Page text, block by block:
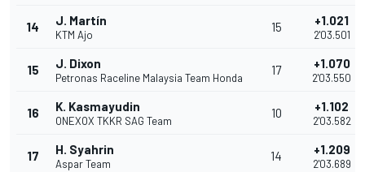
14 J. Martín
KTM Ajo
15 +1.021
2'03.501
15 J. Dixon
Petronas Raceline Malaysia Team Honda
17 +1.070
2'03.550
16 K. Kasmayudin
ONEXOX TKKR SAG Team
10 +1.102
2'03.582
17 H. Syahrin
Aspar Team
14 +1.209
2'03.689